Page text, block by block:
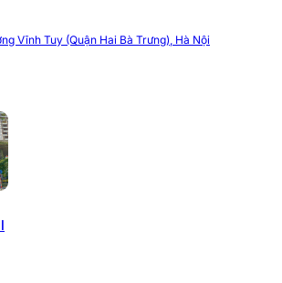
Vĩnh Tuy (Quận Hai Bà Trưng), Hà Nội